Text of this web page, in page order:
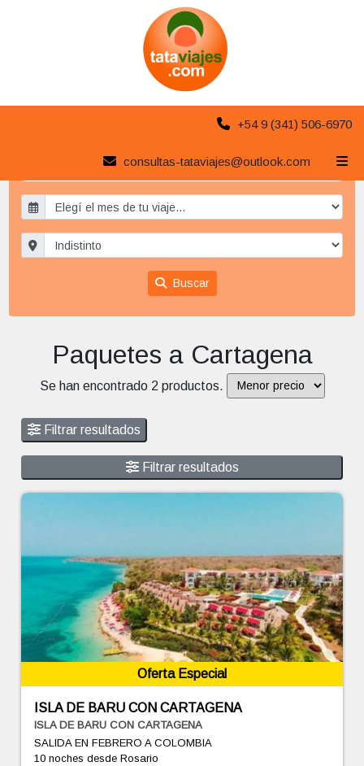
+54 9 (341) 506-6970
consultas-tataviajes@outlook.com
Paquetes a Cartagena
Buscar
Paquetes a Cartagena
Se han encontrado 2 productos.
Filtrar resultados
Filtrar resultados
Oferta Especial
ISLA DE BARU CON CARTAGENA
ISLA DE BARU CON CARTAGENA
SALIDA EN FEBRERO A COLOMBIA
10 nochesdesde Rosario